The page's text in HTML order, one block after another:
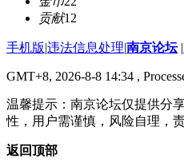
贡献12
手机版|违法信息处理|南京论坛 |
GMT+8, 2026-8-8 14:34 ,
温馨提示：南京论坛仅提供分
性，用户需谨慎，风险自理，
返回顶部